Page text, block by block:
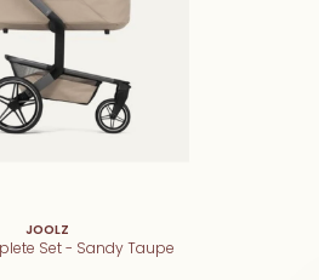
JOOLZ
Set - Sandy Taupe